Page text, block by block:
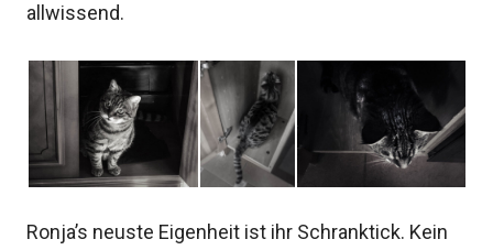
allwissend.
Ronja’s neuste Eigenheit ist ihr Schranktick. Kein